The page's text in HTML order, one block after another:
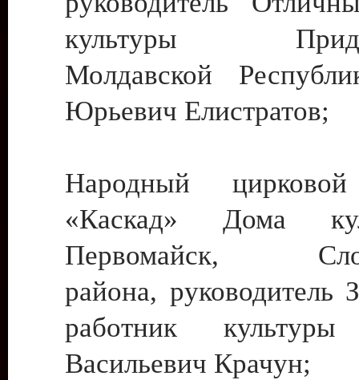
культуры
Молдавской
Юрьевич Елистратов;
Народный цирковой
«Каскад» Дома
Первомайск,
района, руководитель
работник культуры
Васильевич Крачун;